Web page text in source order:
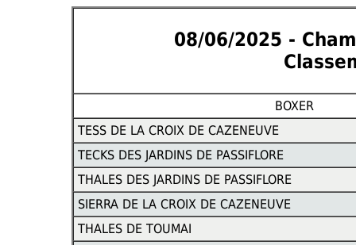
08/06/2025 -
BOXER
TESS DE LA CROIX DE CAZENEUVE
TECKS DES JARDINS DE PASSIFLORE
THALES DES JARDINS DE PASSIFLORE
SIERRA DE LA CROIX DE CAZENEUVE
THALES DE TOUMAI